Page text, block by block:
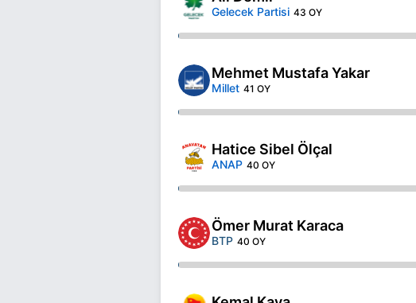
Gelecek Partisi 43 OY
Mehmet Mustafa Yakar
Millet 41 OY
Hatice Sibel Ölçal
ANAP 40 OY
Ömer Murat Karaca
BTP 40 OY